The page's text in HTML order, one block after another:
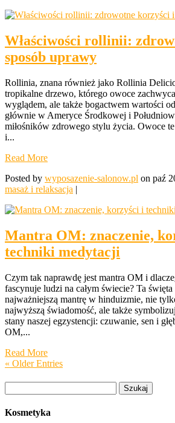
Właściwości rollinii:
sposób uprawy
Rollinia, znana również jako Rollinia
tropikalne drzewo, którego owoce
wyglądem, ale także bogactwem wartości
głównie w Ameryce Środkowej i
miłośników zdrowego stylu życia. Owoce
i...
Read More
Posted by wyposazenie-salonow.pl on paź
masaż i relaksacja |
Mantra OM: znaczenie,
techniki medytacji
Czym tak naprawdę jest mantra OM i
fascynuje ludzi na całym świecie? Ta
najważniejszą mantrę w hinduizmie, nie
najwyższą świadomość, ale także
stany naszej egzystencji: czuwanie, sen i
OM,...
Read More
« Older Entries
Kosmetyka